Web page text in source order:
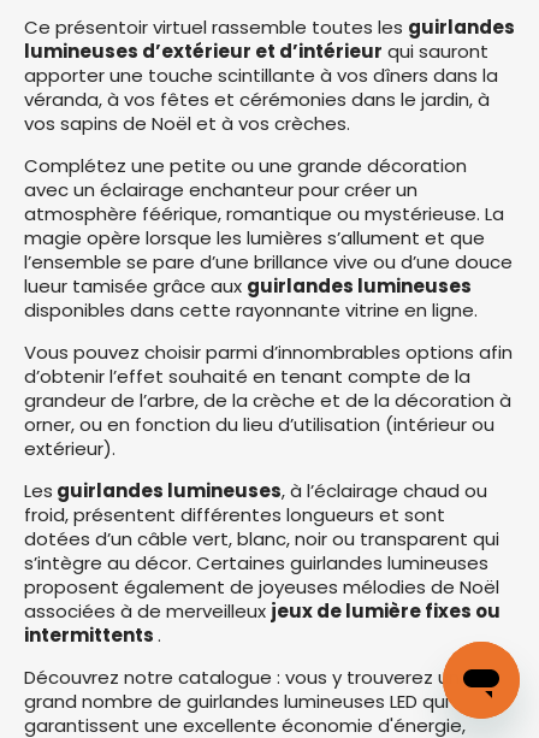
Ce présentoir virtuel rassemble toutes les guirlandes
lumineuses d’extérieur et d’intérieur qui sauront
apporter une touche scintillante à vos dîners dans la
véranda, à vos fêtes et cérémonies dans le jardin, à
vos sapins de Noël et à vos crèches.
Complétez une petite ou une grande décoration
avec un éclairage enchanteur pour créer un
atmosphère féérique, romantique ou mystérieuse. La
magie opère lorsque les lumières s’allument et que
l’ensemble se pare d’une brillance vive ou d’une douce
lueur tamisée grâce aux guirlandes lumineuses
disponibles dans cette rayonnante vitrine en ligne.
Vous pouvez choisir parmi d’innombrables options afin
d’obtenir l’effet souhaité en tenant compte de la
grandeur de l’arbre, de la crèche et de la décoration à
orner, ou en fonction du lieu d’utilisation (intérieur ou
extérieur).
Les guirlandes lumineuses, à l’éclairage chaud ou
froid, présentent différentes longueurs et sont
dotées d’un câble vert, blanc, noir ou transparent qui
s’intègre au décor. Certaines guirlandes lumineuses
proposent également de joyeuses mélodies de Noël
associées à de merveilleux jeux de lumière fixes ou
intermittents.
Découvrez notre catalogue : vous y trouverez un
grand nombre de guirlandes lumineuses LED qui
garantissent une excellente économie d'énergie,